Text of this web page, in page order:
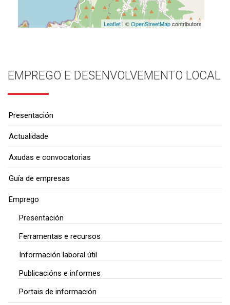
Leaflet| ©OpenStreetMapcontributors
EMPREGO E DESENVOLVEMENTO LOCAL
Presentación
Actualidade
Axudas e convocatorias
Guía de empresas
Emprego
Presentación
Ferramentas e recursos
Información laboral útil
Publicacións e informes
Portais de información